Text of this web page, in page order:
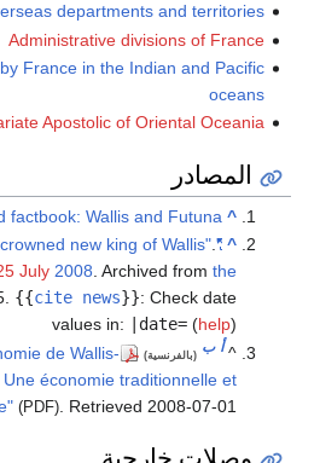
departments and territories
Administrative divisions of France
France in the Indian and Pacific
oceans
Apostolic of Oriental Oceania
المصادر
^
factbook: Wallis and Futuna
^
"Kapeliele Faupala crowned new king of Wallis"
.
July 2008 . Archived fromthe
{{cite news}}:Check date
values in:
|date= (help)
^أ ب
(بالفرنسية)
de Wallis-
économie traditionnelle et
(PDF) . Retrieved 2008-07-01